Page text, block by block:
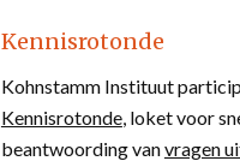
Kennisrotonde
Kohnstamm Instituut
Kennisrotonde, loket voor
beantwoording vanvragen